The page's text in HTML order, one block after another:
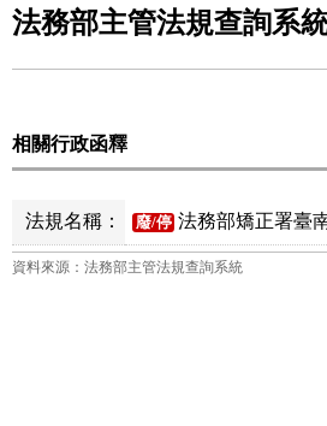
法務部主管法規查詢系
相關行政函釋
法規名稱： 廢/停 法務部矯正署臺
資料來源：法務部主管法規查詢系統